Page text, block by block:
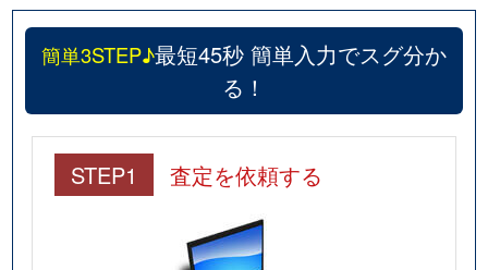
簡単3STEP♪最短45秒 簡単入力でスグ分か
る！
STEP1 査定を依頼する